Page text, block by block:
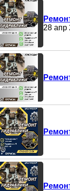
28 апр